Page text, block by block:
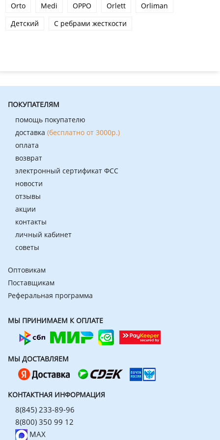
Orto Medi OPPO Orlett
Orliman
Детский
С ребрами жесткости
ПОКУПАТЕЛЯМ
помощь покупателю
доставка (бесплатно от 3000р.)
оплата
возврат
электронный сертификат ФСС
новости
отзывы
акции
контакты
личный кабинет
советы
Оптовикам
Поставщикам
Реферальная программа
МЫ ПРИНИМАЕМ К ОПЛАТЕ
МЫ ДОСТАВЛЯЕМ
КОНТАКТНАЯ ИНФОРМАЦИЯ
8(845) 233-89-96
8(800) 350 99 12
MAX